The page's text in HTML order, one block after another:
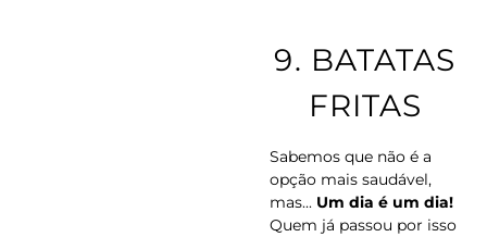
9. BATATAS
FRITAS
Sabemos que não é a
opção mais saudável,
mas... Um dia é um dia!
Quem já passou por isso